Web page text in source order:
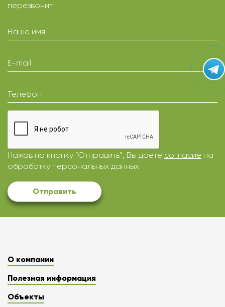
перезвонит
Ваше имя
E-mail
Телефон
Нажав на кнопку “Отправить”, Вы даете согласие на
обработку персональных данных
Отправить
О компании
Полезная информация
Объекты